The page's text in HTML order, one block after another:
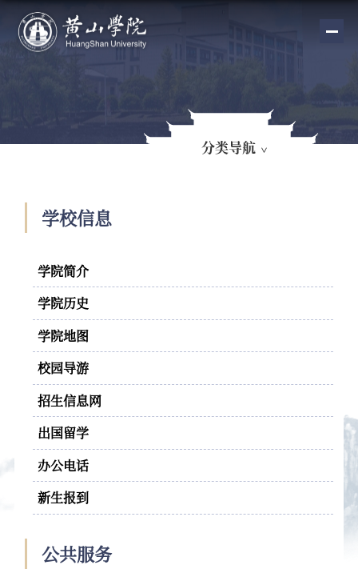
分类导航
学校信息
学院简介
学院历史
学院地图
校园导游
招生信息网
出国留学
办公电话
新生报到
公共服务